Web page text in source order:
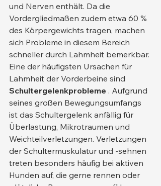
und Nerven enthält. Da die
Vordergliedmaßen zudem etwa 60 %
des Körpergewichts tragen, machen
sich Probleme in diesem Bereich
schneller durch Lahmheit bemerkbar.
Eine der häufigsten Ursachen für
Lahmheit der Vorderbeine sind
Schultergelenkprobleme . Aufgrund
seines großen Bewegungsumfangs
ist das Schultergelenk anfällig für
Überlastung, Mikrotraumen und
Weichteilverletzungen. Verletzungen
der Schultermuskulatur und -sehnen
treten besonders häufig bei aktiven
Hunden auf, die gerne rennen oder